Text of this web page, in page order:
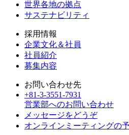
世界各地の拠点
サステナビリティ
採用情報
企業文化＆社員
社員紹介
募集内容
お問い合わせ先
+81-3-3551-7931
営業部へのお問い合わせ
メッセージをどうぞ
オンラインミーティングの